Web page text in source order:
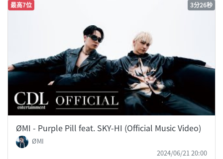
最高7位 3分26秒
ØMI - Purple Pill feat. SKY-HI (Official Music Video)
ØMI
2024/06/21 20:00